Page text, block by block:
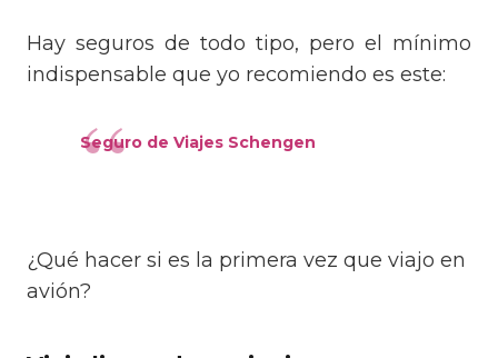
Hay seguros de todo tipo, pero el mínimo
indispensable que yo recomiendo es este:
Seguro de Viajes Schengen
¿Qué hacer si es la primera vez que viajo en
avión?